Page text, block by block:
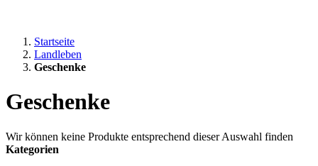
Startseite
Landleben
Geschenke
Geschenke
Wir können keine Produkte entsprechend dieser Auswahl finden
Kategorien